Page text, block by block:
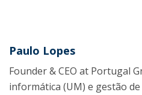
Paulo Lopes
Founder & CEO at Portugal
informática (UM) e gestão